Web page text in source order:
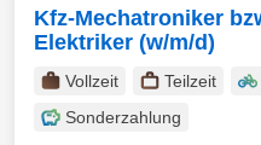
Kfz-Mechatroniker
Elektriker (w/m/d)
Vollzeit Teilzeit
Sonderzahlung